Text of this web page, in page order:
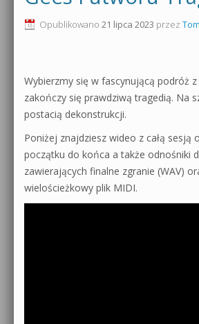
Produkcja muzyczna od podstaw
Sound Forge od podstaw
Dubstep z syntezatorem Massive
Kontakt 5 Kompendium
Pakiety
0dB.pl - informacje
Materiały dla mediów
Archiwum aktualności
Polityka prywatności
Regulamin
Działanie sklepu internetowego
Opublikowano 21 lipca 2023 przez
Wybierzmy się w fascynującą podróż
zakończy się prawdziwą tragedią. Na
postacią dekonstrukcji.
Poniżej znajdziesz wideo z całą sesją
początku do końca a także odnośniki
zawierających finalne zgranie (WAV)
wielościeżkowy plik MIDI.